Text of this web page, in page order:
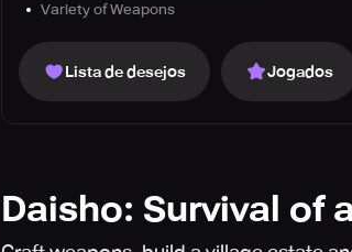
Variety of Weapons
Lista de desejos Jogados
Daisho: Survival of